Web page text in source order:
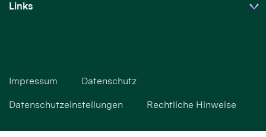
Links
Impressum Datenschutz
Datenschutzeinstellungen Rechtliche Hinweise